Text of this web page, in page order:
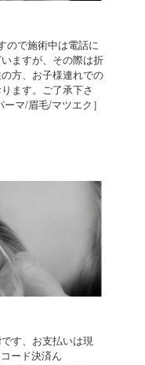
ので施術中は電話に
ますが、その際は折
方、お子様連れでの
ます。ご了承下さ
マ/眉毛/マツエク］
す、お支払いは現
ード決済ん